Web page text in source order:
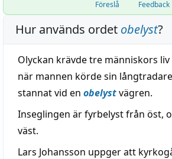
Föreslå Feedback
Hur används ordet obelyst?
Olyckan krävde tre människors
när mannen körde sin
stannat vid en obelystvägren.
Inseglingen är fyrbelyst från öst,
väst.
Lars Johansson uppger att